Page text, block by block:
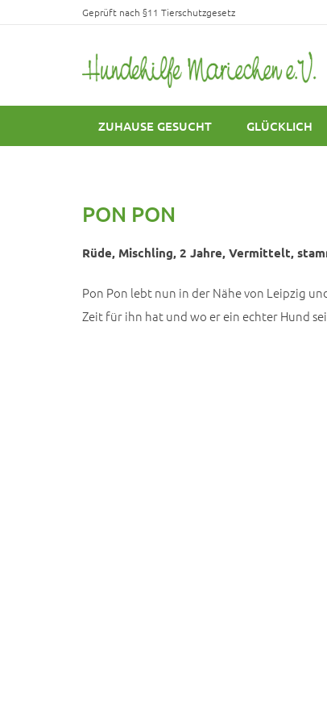
Geprüft nach §11 Tierschutzgesetz
ZUHAUSE GESUCHT GLÜCKLICH
PON PON
Rüde, Mischling, 2 Jahre, Vermittelt,
Pon Pon lebt nun in der Nähe von Leipzig
Zeit für ihn hat und wo er ein echter Hund